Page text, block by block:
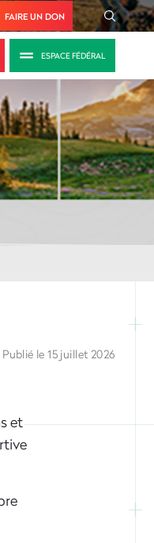
FAIRE UN DON
ESPACE FÉDÉRAL
Publié le 15 juillet 2026
et